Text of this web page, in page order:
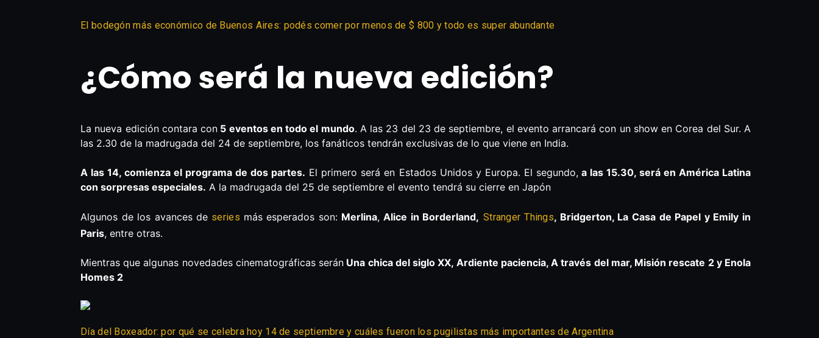
El bodegón más económico de Buenos Aires: podés comer por menos de $ 800 y todo es super abundante
¿Cómo será la nueva edición?
La nueva edición contara con 5 eventos en todo el mundo. A las 23 del 23 de septiembre, el evento arrancará con un show en Corea del Sur. A
las 2.30 de la madrugada del 24 de septiembre, los fanáticos tendrán exclusivas de lo que viene en India.
A las 14, comienza el programa de dos partes. El primero será en Estados Unidos y Europa. El segundo, a las 15.30, será en América Latina
con sorpresas especiales. A la madrugada del 25 de septiembre el evento tendrá su cierre en Japón
Algunos de los avances de series más esperados son: Merlina, Alice in Borderland, Stranger Things, Bridgerton, La Casa de Papel y Emily in
Paris, entre otras.
Mientras que algunas novedades cinematográficas serán Una chica del siglo XX, Ardiente paciencia, A través del mar, Misión rescate 2 y Enola
Homes 2
Día del Boxeador: por qué se celebra hoy 14 de septiembre y cuáles fueron los pugilistas más importantes de Argentina